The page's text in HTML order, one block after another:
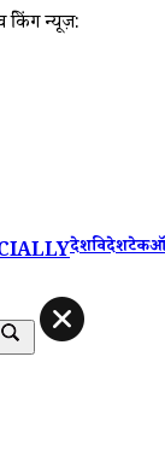
न्यूज़:
देशविदेशटेक